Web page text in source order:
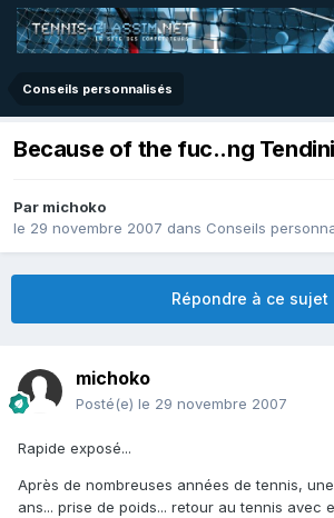
Conseils personnalisés
Because of the fuc..ng
Par michoko
le 29 novembre 2007 dans Conseils
Répondre à ce sujet
michoko
Posté(e) le 29 novembre 2007
Rapide exposé...
Après de nombreuses années de tennis,
ans... prise de poids... retour au tennis avec